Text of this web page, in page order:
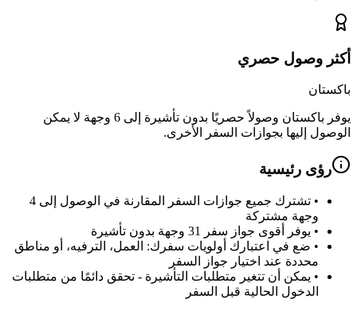
أكثر وصول حصري
باكستان
يوفر باكستان وصولاً حصريًا بدون تأشيرة إلى 6 وجهة لا يمكن
الوصول إليها بجوازات السفر الأخرى.
رؤى رئيسية
•
تشترك جميع جوازات السفر المقارنة في الوصول إلى 4
وجهة مشتركة
• يوفر أقوى جواز سفر 31 وجهة بدون تأشيرة
• ضع في اعتبارك أولويات سفرك: العمل، الترفيه، أو مناطق
محددة عند اختيار جواز السفر
• يمكن أن تتغير متطلبات التأشيرة - تحقق دائمًا من متطلبات
الدخول الحالية قبل السفر